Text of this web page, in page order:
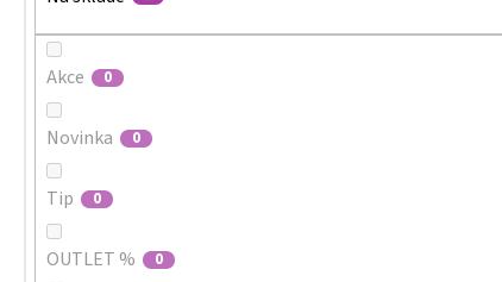
Akce 0
Novinka 0
Tip 0
OUTLET % 0